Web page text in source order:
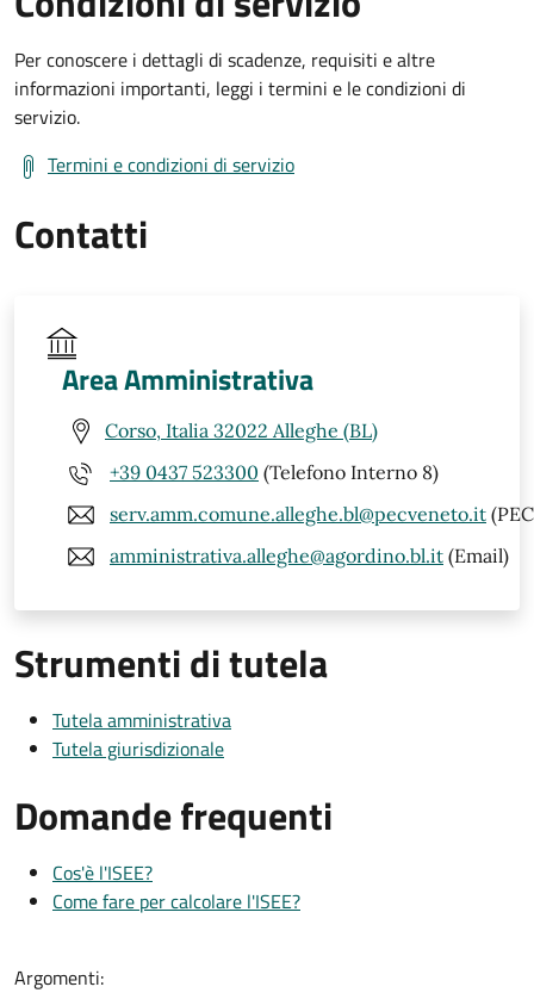
Per conoscere i dettagli di scadenze, requisiti e altre
informazioni importanti, leggi i termini e le condizioni di
servizio.
Termini e condizioni di servizio
Contatti
Area Amministrativa
Corso, Italia 32022 Alleghe (BL)
+39 0437 523300 (Telefono Interno 8)
serv.amm.comune.alleghe.bl@pecveneto.it
amministrativa.alleghe@agordino.bl.it (Email)
Strumenti di tutela
Tutela amministrativa
Tutela giurisdizionale
Domande frequenti
Cos'è l'ISEE?
Come fare per calcolare l'ISEE?
Argomenti: